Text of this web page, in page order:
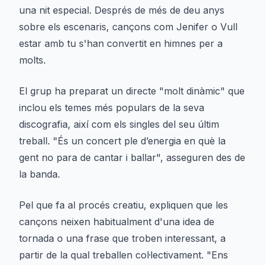
una nit especial. Després de més de deu anys
sobre els escenaris, cançons com Jenifer o Vull
estar amb tu s'han convertit en himnes per a
molts.
El grup ha preparat un directe "molt dinàmic" que
inclou els temes més populars de la seva
discografia, així com els singles del seu últim
treball. "És un concert ple d’energia en què la
gent no para de cantar i ballar", asseguren des de
la banda.
Pel que fa al procés creatiu, expliquen que les
cançons neixen habitualment d'una idea de
tornada o una frase que troben interessant, a
partir de la qual treballen col·lectivament. "Ens